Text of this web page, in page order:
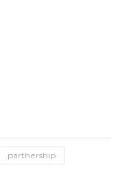
parthership